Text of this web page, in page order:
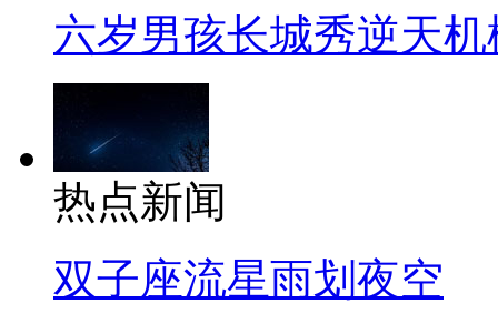
六岁男孩长城秀逆天机
热点新闻
双子座流星雨划夜空